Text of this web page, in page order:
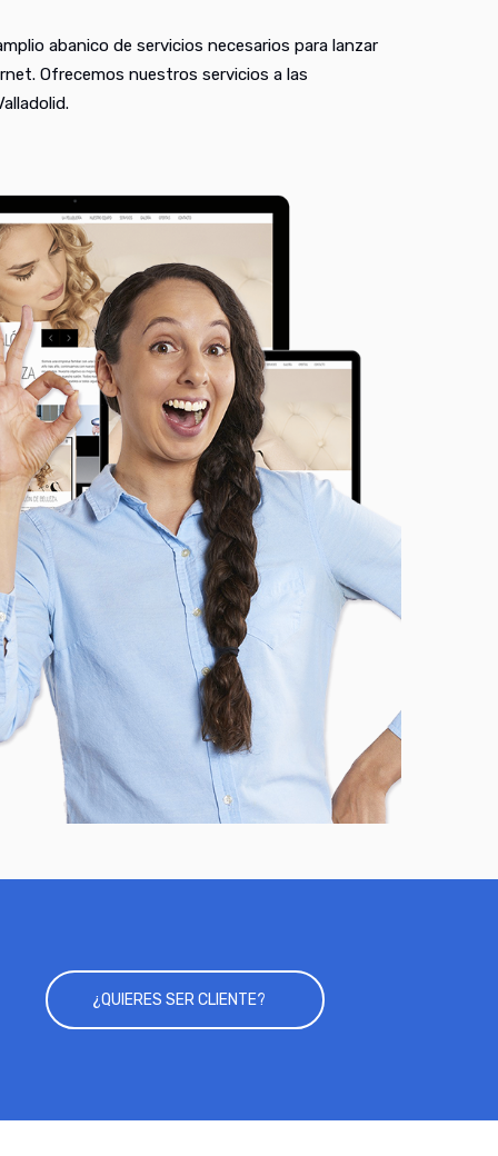
abanico de servicios necesarios para lanzar
Ofrecemos nuestros servicios a las
¿QUIERES SER CLIENTE?